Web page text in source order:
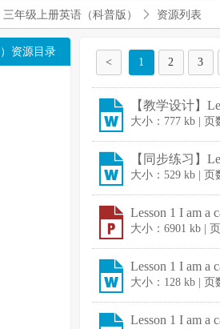
三年级上册英语（科普版） 资源列表
资源目录
< 1 2 3
【教学设计】
大小：777 kb |
【同步练习】
大小：529 kb |
Lesson 1 I am a
大小：6901 kb |
Lesson 1 I am a
大小：128 kb |
Lesson 1 I am a